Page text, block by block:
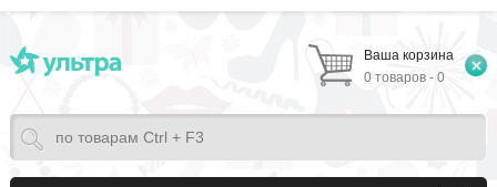
Ваша корзина
0 товаров - 0